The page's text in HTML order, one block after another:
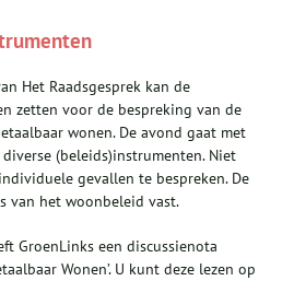
Het Raadsgesprek kan de
zetten voor de bespreking van de
wonen. De avond gaat met
(beleids)instrumenten. Niet
gevallen te bespreken. De
van het woonbeleid vast.
GroenLinks een discussienota
Wonen’. U kunt deze lezen op